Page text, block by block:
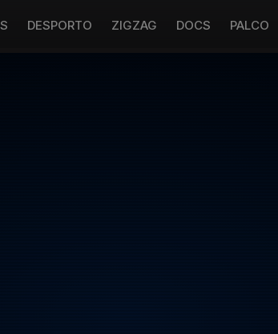
DESPORTO ZIGZAG DOCS PALCO